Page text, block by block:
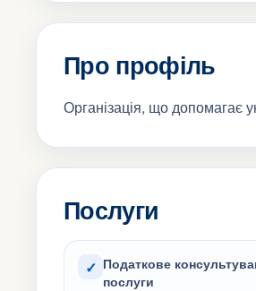
Про профіль
Організація, що допомагає
Послуги
✓ Податкове
послуги